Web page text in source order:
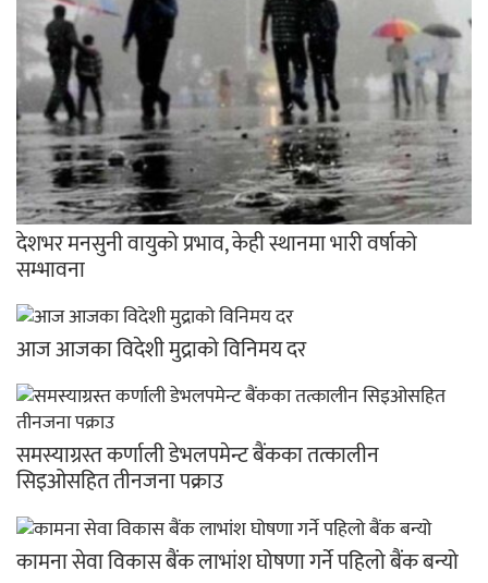
देशभर मनसुनी वायुको प्रभाव, केही स्थानमा भारी वर्षाको
सम्भावना
आज आजका विदेशी मुद्राको विनिमय दर
समस्याग्रस्त कर्णाली डेभलपमेन्ट बैंकका तत्कालीन
सिइओसहित तीनजना पक्राउ
कामना सेवा विकास बैंक लाभांश घोषणा गर्ने पहिलो बैंक बन्यो